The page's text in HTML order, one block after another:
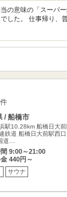
の意味の「スーパ
した。 仕事帰り、
/ 船橋市
駅10.28km 船橋日大
鉄道 船橋日大前駅西
道…
9:00～21:00
440円～
サウナ